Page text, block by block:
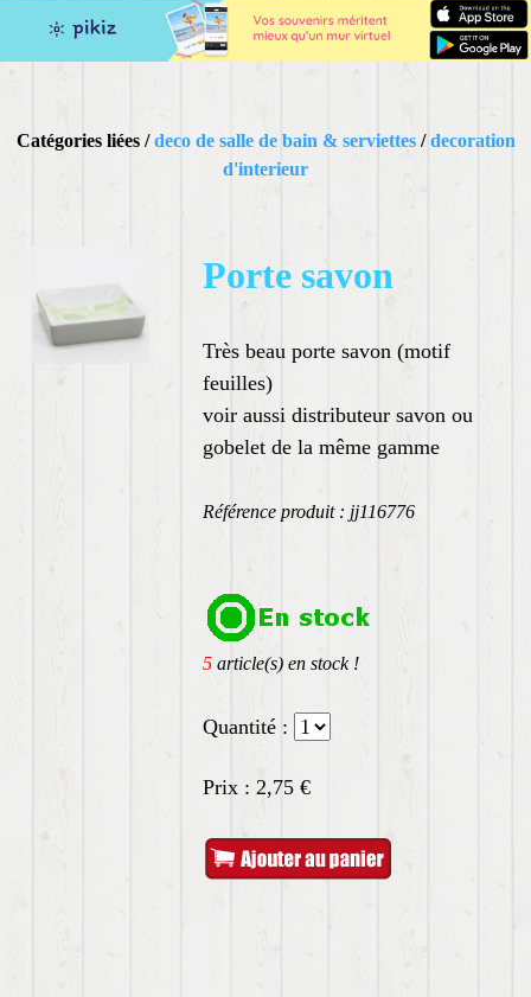
Catégories liées /deco de salle de bain & serviettes/decoration
d'interieur
Porte savon
Très beau porte savon (motif
feuilles)
voir aussi distributeur savon ou
gobelet de la même gamme
Référence produit : jj116776
5 article(s) en stock !
Quantité :
Prix : 2,75 €